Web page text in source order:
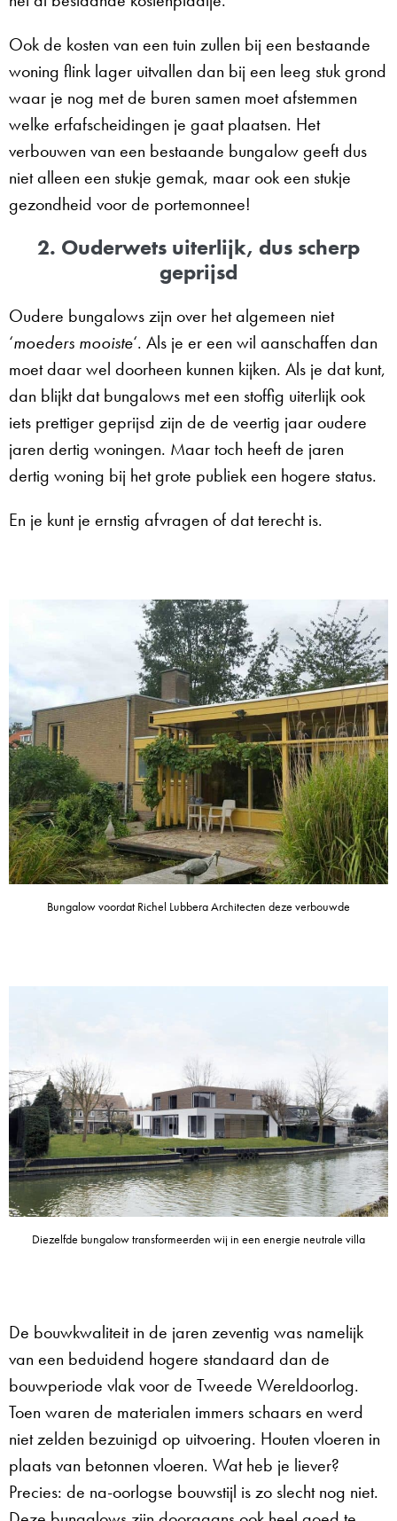
Ook de kosten van een tuin zullen bij een bestaande
woning flink lager uitvallen dan bij een leeg stuk grond
waar je nog met de buren samen moet afstemmen
welke erfafscheidingen je gaat plaatsen. Het
verbouwen van een bestaande bungalow geeft dus
niet alleen een stukje gemak, maar ook een stukje
gezondheid voor de portemonnee!
2. Ouderwets uiterlijk, dus scherp
geprijsd
Oudere bungalows zijn over het algemeen niet
‘moeders mooiste‘. Als je er een wil aanschaffen dan
moet daar wel doorheen kunnen kijken. Als je dat kunt,
dan blijkt dat bungalows met een stoffig uiterlijk ook
iets prettiger geprijsd zijn de de veertig jaar oudere
jaren dertig woningen. Maar toch heeft de jaren
dertig woning bij het grote publiek een hogere status.
En je kunt je ernstig afvragen of dat terecht is.
Bungalow voordat Richel Lubbera Architecten deze verbouwde
Diezelfde bungalow transformeerden wij in een energie neutrale villa
De bouwkwaliteit in de jaren zeventig was namelijk
van een beduidend hogere standaard dan de
bouwperiode vlak voor de Tweede Wereldoorlog.
Toen waren de materialen immers schaars en werd
niet zelden bezuinigd op uitvoering. Houten vloeren in
plaats van betonnen vloeren. Wat heb je liever?
Precies: de na-oorlogse bouwstijl is zo slecht nog niet.